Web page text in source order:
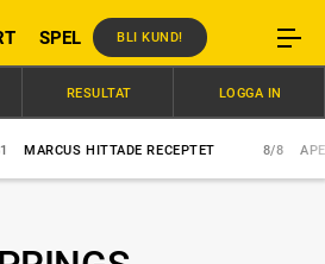
SPEL BLI KUND!
HITTADE RECEPTET APEX
RESULTAT LOGGA IN